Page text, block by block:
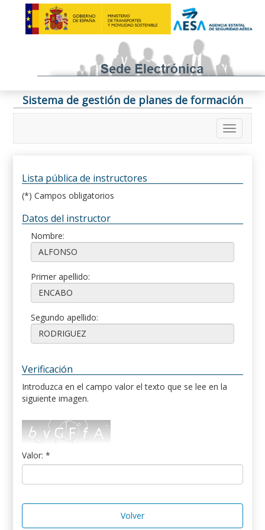
Sistema de gestión de planes de formación
Lista pública de instructores
(*) Campos obligatorios
Datos del instructor
Nombre:
Primer apellido:
Segundo apellido:
Verificación
Introduzca en el campo valor el texto que se lee en la
siguiente imagen.
Valor: *
Volver